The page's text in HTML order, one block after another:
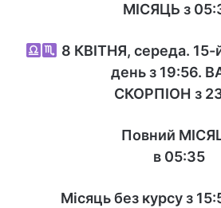
МІСЯЦЬ з
8 КВІТНЯ, середа. 15-
день з 19:56.
СКОРПІОН з
Повний
в 05:35
Місяць без курсу з